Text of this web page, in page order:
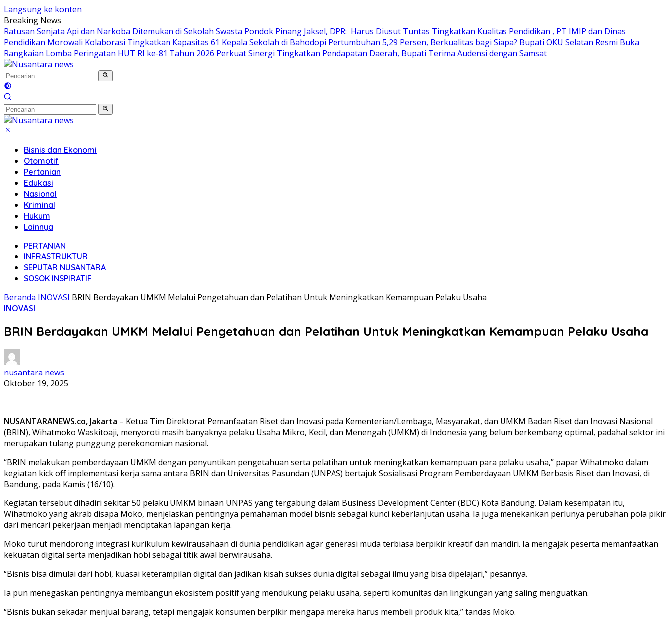
Langsung ke konten
Breaking News
Ratusan Senjata Api dan Narkoba Ditemukan di Sekolah Swasta Pondok Pinang Jaksel, DPR: Harus Diusut Tuntas Tingkatkan Kualitas Pendidikan , PT IMIP dan Dinas
Pendidikan Morowali Kolaborasi Tingkatkan Kapasitas 61 Kepala Sekolah di Bahodopi Pertumbuhan 5,29 Persen, Berkualitas bagi Siapa? Bupati OKU Selatan Resmi Buka
Rangkaian Lomba Peringatan HUT RI ke-81 Tahun 2026 Perkuat Sinergi Tingkatkan Pendapatan Daerah, Bupati Terima Audensi dengan Samsat
Bisnis dan Ekonomi
Otomotif
Pertanian
Edukasi
Nasional
Kriminal
Hukum
Lainnya
PERTANIAN
INFRASTRUKTUR
SEPUTAR NUSANTARA
SOSOK INSPIRATIF
Beranda INOVASI BRIN Berdayakan UMKM Melalui Pengetahuan dan Pelatihan Untuk Meningkatkan Kemampuan Pelaku Usaha
INOVASI
BRIN Berdayakan UMKM Melalui Pengetahuan dan Pelatihan Untuk Meningkatkan Kemampuan Pelaku Usaha
nusantara news
Oktober 19, 2025
NUSANTARANEWS.co, Jakarta – Ketua Tim Direktorat Pemanfaatan Riset dan Inovasi pada Kementerian/Lembaga, Masyarakat, dan UMKM Badan Riset dan Inovasi Nasional
(BRIN), Wihatmoko Waskitoaji, menyoroti masih banyaknya pelaku Usaha Mikro, Kecil, dan Menengah (UMKM) di Indonesia yang belum berkembang optimal, padahal sektor ini
merupakan tulang punggung perekonomian nasional.
“BRIN melakukan pemberdayaan UMKM dengan penyuntikan pengetahuan serta pelatihan untuk meningkatkan kemampuan para pelaku usaha,” papar Wihatmoko dalam
kegiatan kick off implementasi kerja sama antara BRIN dan Universitas Pasundan (UNPAS) bertajuk Sosialisasi Program Pemberdayaan UMKM Berbasis Riset dan Inovasi, di
Bandung, pada Kamis (16/10).
Kegiatan tersebut dihadiri sekitar 50 pelaku UMKM binaan UNPAS yang tergabung dalam Business Development Center (BDC) Kota Bandung. Dalam kesempatan itu,
Wihatmoko yang akrab disapa Moko, menjelaskan pentingnya pemahaman model bisnis sebagai kunci keberlanjutan usaha. Ia juga menekankan perlunya perubahan pola pikir
dari mencari pekerjaan menjadi menciptakan lapangan kerja.
Moko turut mendorong integrasi kurikulum kewirausahaan di dunia pendidikan agar generasi muda terbiasa berpikir kreatif dan mandiri. Ia mengajak peserta memanfaatkan
kekuatan digital serta menjadikan hobi sebagai titik awal berwirausaha.
“Bisnis bisa dimulai dari hobi, kuasai keterampilan digital dan jadikan kisah sukses dunia digital sebagai ilmu yang bisa dipelajari,” pesannya.
Ia pun menegaskan pentingnya membangun ekosistem positif yang mendukung pelaku usaha, seperti komunitas dan lingkungan yang saling menguatkan.
“Bisnis bukan sekadar menjual barang, tetapi mengajak konsumen berpikir mengapa mereka harus membeli produk kita,” tandas Moko.